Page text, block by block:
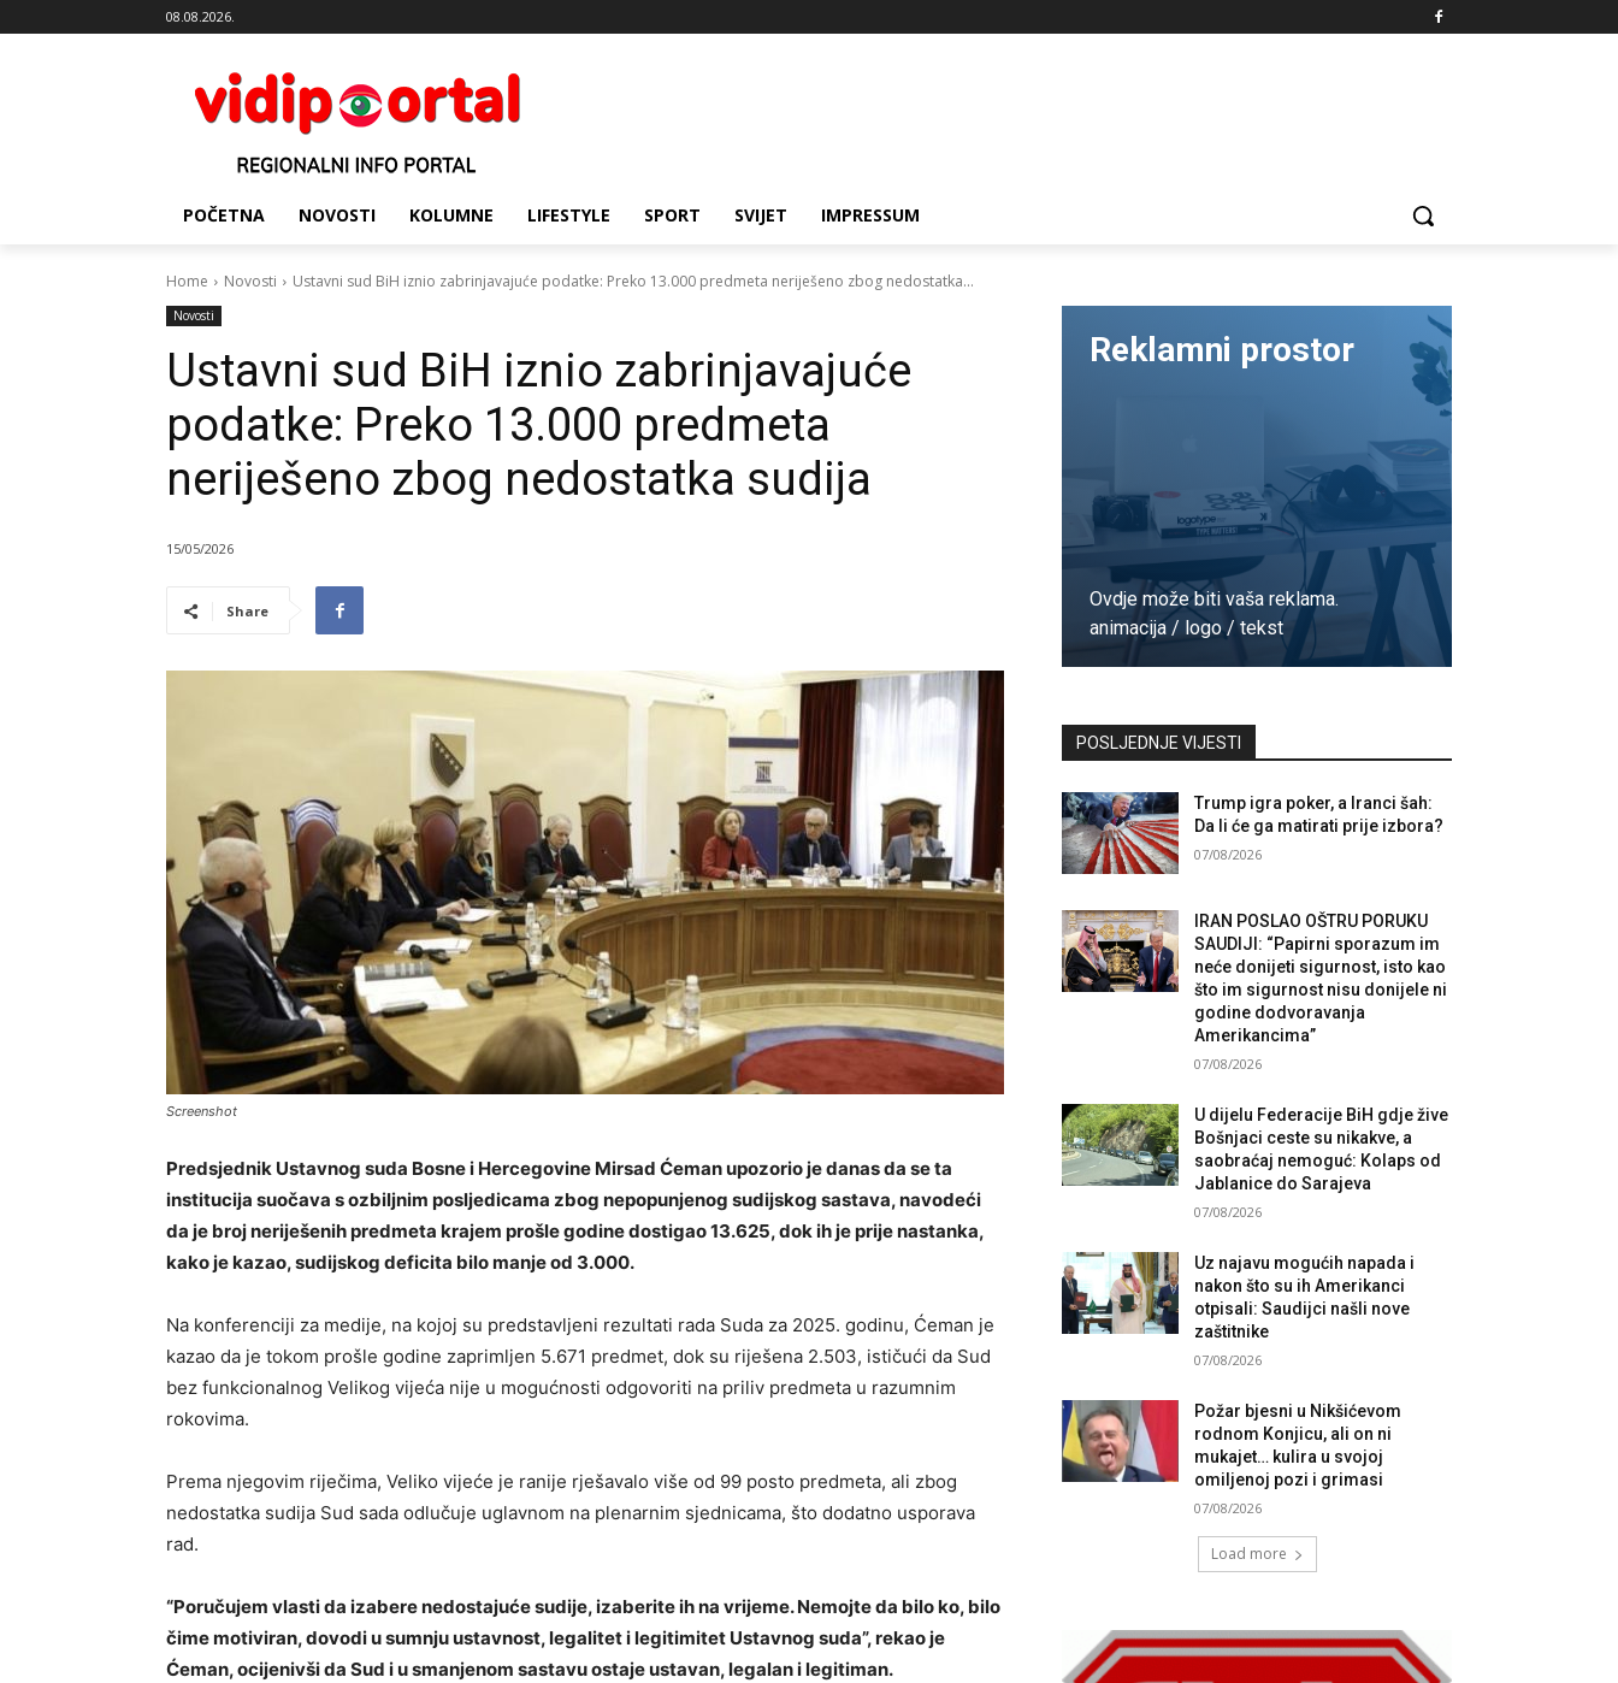
08.08.2026.
POČETNA NOVOSTI KOLUMNE LIFESTYLE SPORT SVIJET IMPRESSUM
Home Novosti Ustavni sud BiH iznio zabrinjavajuće podatke: Preko 13.000 predmeta neriješeno zbog nedostatka...
Novosti
Ustavni sud BiH iznio zabrinjavajuće
podatke: Preko 13.000 predmeta
neriješeno zbog nedostatka sudija
15/05/2026
Share
Screenshot
Predsjednik Ustavnog suda Bosne i Hercegovine Mirsad Ćeman upozorio je danas da se ta
institucija suočava s ozbiljnim posljedicama zbog nepopunjenog sudijskog sastava, navodeći
da je broj neriješenih predmeta krajem prošle godine dostigao 13.625, dok ih je prije nastanka,
kako je kazao, sudijskog deficita bilo manje od 3.000.
Na konferenciji za medije, na kojoj su predstavljeni rezultati rada Suda za 2025. godinu, Ćeman je
kazao da je tokom prošle godine zaprimljen 5.671 predmet, dok su riješena 2.503, ističući da Sud
bez funkcionalnog Velikog vijeća nije u mogućnosti odgovoriti na priliv predmeta u razumnim
rokovima.
Prema njegovim riječima, Veliko vijeće je ranije rješavalo više od 99 posto predmeta, ali zbog
nedostatka sudija Sud sada odlučuje uglavnom na plenarnim sjednicama, što dodatno usporava
rad.
“Poručujem vlasti da izabere nedostajuće sudije, izaberite ih na vrijeme. Nemojte da bilo ko, bilo
čime motiviran, dovodi u sumnju ustavnost, legalitet i legitimitet Ustavnog suda”, rekao je
Ćeman, ocijenivši da Sud i u smanjenom sastavu ostaje ustavan, legalan i legitiman.
Reklamni prostor
Ovdje može biti vaša reklama.
animacija / logo / tekst
POSLJEDNJE VIJESTI
Trump igra poker, a Iranci šah:
Da li će ga matirati prije izbora?
07/08/2026
IRAN POSLAO OŠTRU PORUKU
SAUDIJI: “Papirni sporazum im
neće donijeti sigurnost, isto kao
što im sigurnost nisu donijele ni
godine dodvoravanja
Amerikancima”
07/08/2026
U dijelu Federacije BiH gdje žive
Bošnjaci ceste su nikakve, a
saobraćaj nemoguć: Kolaps od
Jablanice do Sarajeva
07/08/2026
Uz najavu mogućih napada i
nakon što su ih Amerikanci
otpisali: Saudijci našli nove
zaštitnike
07/08/2026
Požar bjesni u Nikšićevom
rodnom Konjicu, ali on ni
mukajet… kulira u svojoj
omiljenoj pozi i grimasi
07/08/2026
Load more